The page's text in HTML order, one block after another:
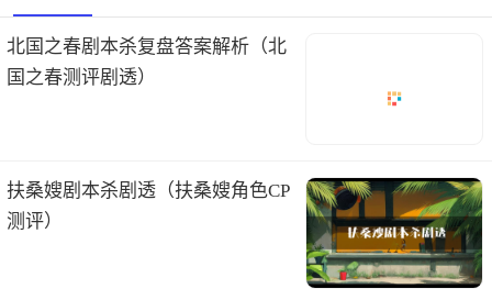
北国之春剧本杀复盘答案解析（北
国之春测评剧透）
扶桑嫂剧本杀剧透（扶桑嫂角色CP
测评）